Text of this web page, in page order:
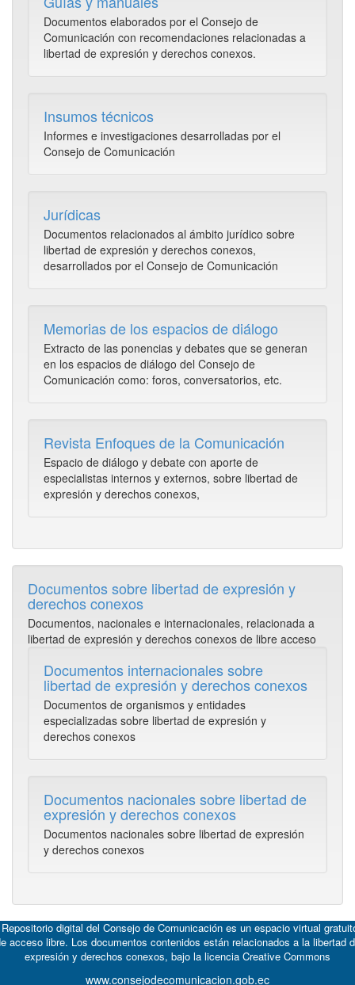
Documentos elaborados por el Consejo de
Comunicación con recomendaciones relacionadas a
libertad de expresión y derechos conexos.
Insumos técnicos
Informes e investigaciones desarrolladas por el
Consejo de Comunicación
Jurídicas
Documentos relacionados al ámbito jurídico sobre
libertad de expresión y derechos conexos,
desarrollados por el Consejo de Comunicación
Memorias de los espacios de diálogo
Extracto de las ponencias y debates que se generan
en los espacios de diálogo del Consejo de
Comunicación como: foros, conversatorios, etc.
Revista Enfoques de la Comunicación
Espacio de diálogo y debate con aporte de
especialistas internos y externos, sobre libertad de
expresión y derechos conexos,
Documentos sobre libertad de expresión y
derechos conexos
Documentos, nacionales e internacionales, relacionada a
libertad de expresión y derechos conexos de libre acceso
Documentos internacionales sobre
libertad de expresión y derechos conexos
Documentos de organismos y entidades
especializadas sobre libertad de expresión y
derechos conexos
Documentos nacionales sobre libertad de
expresión y derechos conexos
Documentos nacionales sobre libertad de expresión
y derechos conexos
digital del Consejo de Comunicación es un espacio virtual
acceso libre. Los documentos contenidos están relacionados a la libertad
expresión y derechos conexos, bajo la licencia Creative Commons
www.consejodecomunicacion.gob.ec